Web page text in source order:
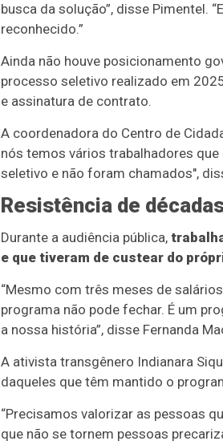
busca da solução”, disse Pimentel.
reconhecido.”
Ainda não houve posicionamento
processo seletivo realizado em
e assinatura de contrato.
A coordenadora do Centro de
nós temos vários trabalhadores
seletivo e não foram chamados",
Resistência de
Durante a audiência pública,
e que tiveram de custear do
“Mesmo com três meses de
programa não pode fechar. É um
a nossa história”, disse Fernanda
A ativista transgênero Indianara
daqueles que têm mantido o
“Precisamos valorizar as pessoas
que não se tornem pessoas